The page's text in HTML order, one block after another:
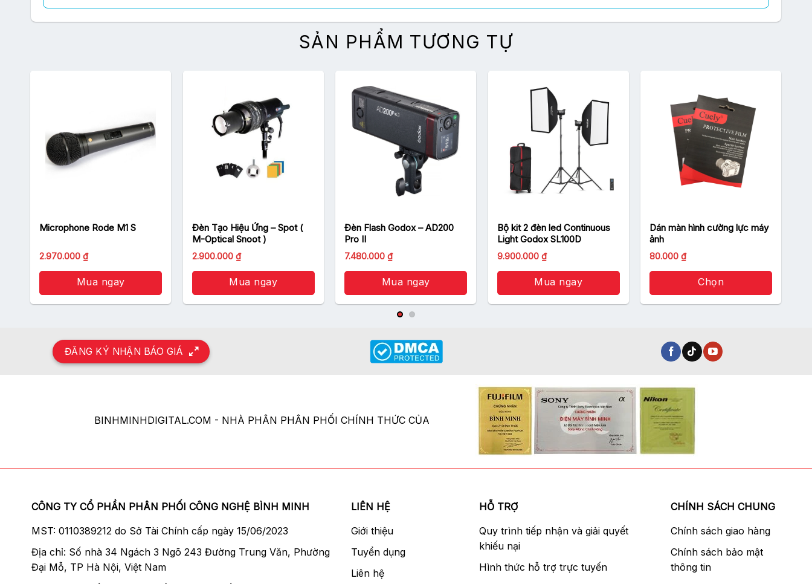
Đèn ngoại cảnh Godox AD100 Pro được tích hợp tính năng TTL giúp bạn có thể chụp ở nhiều môi trường khác nhau mà không cần phải thường xuyên
điều chỉnh công suất ánh sáng môi trường liên tục thay đổi.
14.4V/2600mAh cho khả năng đánh 320 lần lực Flash cao nhất trong tình huống chụp ngoài trời và theo địa điểm.
SẢN PHẨM TƯƠNG TỰ
Microphone Rode M1 S
2.970.000₫
Mua ngay
Đèn Tạo Hiệu Ứng – Spot (
M-Optical Snoot )
2.900.000 ₫
Mua ngay
Đèn Flash Godox – AD200
Pro II
7.480.000₫
Mua ngay
Bộ kit 2 đèn led Continuous
Light Godox SL100D
Giá
là:
10.490.000 ₫.
9.900.000 ₫Giá
hiện
tại
là:
9.900.000 ₫.
Mua ngay
Dán màn hình cường lực máy
ảnh
80.000₫
Chọn
nhiều
thể.
Các
tùy
chọn
thể
được
ĐĂNG KÝ NHẬN BÁO GIÁ
BINHMINHDIGITAL.COM - NHÀ PHÂN PHÂN PHỐI CHÍNH THỨC CỦA
CÔNG TY CỔ PHẦN PHÂN PHỐI CÔNG NGHỆ BÌNH MINH
MST: 0110389212 do Sở Tài Chính cấp ngày 15/06/2023
Địa chỉ: Số nhà 34 Ngách 3 Ngõ 243 Đường Trung Văn, Phường
Đại Mỗ, TP Hà Nội, Việt Nam
LIÊN HỆ
Giới thiệu
Tuyển dụng
Liên hệ
HỖ TRỢ
Quy trình tiếp nhận và giải quyết
khiếu nại
Hình thức hỗ trợ trực tuyến
CHÍNH SÁCH CHUNG
Chính sách giao hàng
Chính sách bảo mật
thông tin